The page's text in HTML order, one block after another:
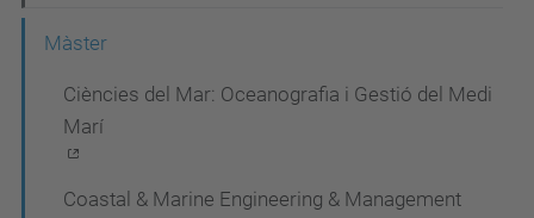
a
Màster
Ciències del Mar: Oceanografia i Gestió del Medi
Marí
Coastal & Marine Engineering & Management